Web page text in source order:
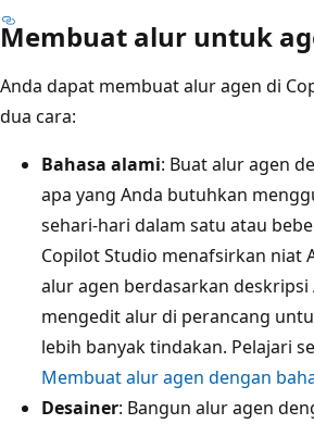
Membuat alur untuk
Anda dapat membuat alur agen di
dua cara:
Bahasa alami: Buat alur agen
apa yang Anda butuhkan
sehari-hari dalam satu atau
Copilot Studio menafsirkan niat
alur agen berdasarkan deskripsi
mengedit alur di perancang
lebih banyak tindakan. Pelajari
Membuat alur agen dengan
Desainer: Bangun alur agen